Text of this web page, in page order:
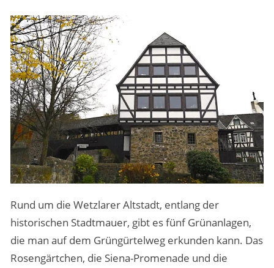
Rund um die Wetzlarer Altstadt, entlang der
historischen Stadtmauer, gibt es fünf Grünanlagen,
die man auf dem Grüngürtelweg erkunden kann. Das
Rosengärtchen, die Siena-Promenade und die